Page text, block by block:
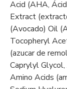
Acid (AHA,
Extract
(Avocado) Oil
Tocopheryl
(azucar de
Caprylyl
Amino Acids